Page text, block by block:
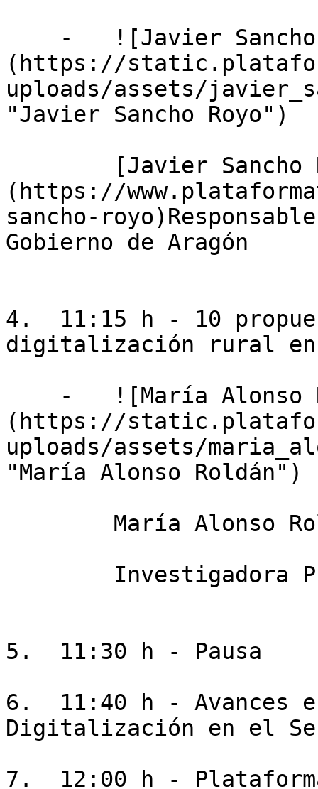
(https://
uploads/assets/
"Javier Sancho Royo")
(https://
sancho-
Gobierno de Aragón
4.  11:15 h - 10
digitalización rural en
(https://
uploads/assets/
"María Alonso Roldán")
5.  11:30 h - Pausa
6.  11:40 h - Avances
Digitalización en el
7.  12:00 h -